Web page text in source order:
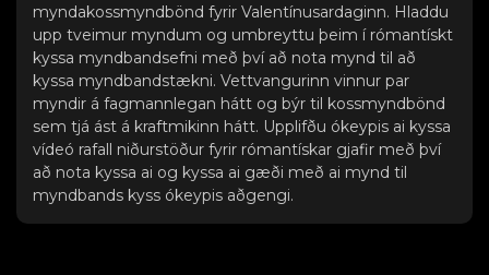
myndakossmyndbönd fyrir Valentínusardaginn. Hladdu
upp tveimur myndum og umbreyttu þeim í rómantískt
kyssa myndbandsefni með því að nota mynd til að
kyssa myndbandstækni. Vettvangurinn vinnur par
myndir á fagmannlegan hátt og býr til kossmyndbönd
sem tjá ást á kraftmikinn hátt. Upplifðu ókeypis ai kyssa
vídeó rafall niðurstöður fyrir rómantískar gjafir með því
að nota kyssa ai og kyssa ai gæði með ai mynd til
myndbands kyss ókeypis aðgengi.